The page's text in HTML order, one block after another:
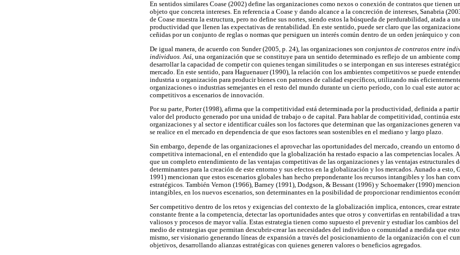
En sentidos similares Coase (2002) define las organizaciones como nexos o conexión de contratos que tienen
objeto que concreta intereses. En referencia a Coase y dando alcance a la concreción de intereses, Sanabria
de Coase muestra la estructura, pero no define sus nortes, siendo estos la búsqueda de perdurabilidad, atada a
productividad que llenen las expectativas de rentabilidad. En este sentido, puede ser claro que las
ceñidas por un conjunto de reglas o normas que persiguen un interés común dentro de un orden jerárquico y
De igual manera, de acuerdo con Sunder (2005, p. 24), las organizaciones son conjuntos de contratos entre
individuos. Así, una organización que se constituye para un sentido determinado es reflejo de un ambiente
desarrollar la capacidad de competir con quienes tengan similitudes o se interpongan en sus intereses
mercado. En este sentido, para Haguenauer (1990), la relación con los ambientes competitivos se puede
industria u organización para producir bienes con patrones de calidad específicos, utilizando más
organizaciones o industrias semejantes en el resto del mundo durante un cierto período, con lo cual este autor
competitivos a escenarios de innovación.
Por su parte, Porter (1998), afirma que la competitividad está determinada por la productividad, definida a
valor del producto generado por una unidad de trabajo o de capital. Para hablar de competitividad, continúa
organizaciones y al sector e identificar cuáles son los factores que determinan que las organizaciones generen
se realice en el mercado en dependencia de que esos factores sean sostenibles en el mediano y largo plazo.
Sin embargo, depende de las organizaciones el aprovechar las oportunidades del mercado, creando un entorno
competitiva internacional, en el entendido que la globalización ha restado espacio a las competencias locales.
que un completo entendimiento de las ventajas competitivas de las organizaciones y las ventajas estructurales
determinantes para la creación de este entorno y sus efectos en la globalización y los mercados. Aunado a esto,
1991) mencionan que estos escenarios globales han hecho preponderante los recursos intangibles y los han
estratégicos. También Vernon (1966), Barney (1991), Dodgson, & Bessant (1996) y Schoemaker (1990)
intangibles, en los nuevos escenarios, son determinantes en la posibilidad de proporcionar rendimientos
Ser competitivo dentro de los retos y exigencias del contexto de la globalización implica, entonces, crear
constante frente a la competencia, detectar las oportunidades antes que otros y convertirlas en rentabilidad a
valiosos y procesos de mayor valía. Estas estrategia tienen como supuesto el prevenir y estudiar los cambios
medio de estrategias que permitan descubrir-crear las necesidades del individuo o comunidad a medida que
mismo, ser visionario generando líneas de expansión a través del posicionamiento de la organización con el
objetivos, desarrollando alianzas estratégicas con quienes generen valores o beneficios agregados.